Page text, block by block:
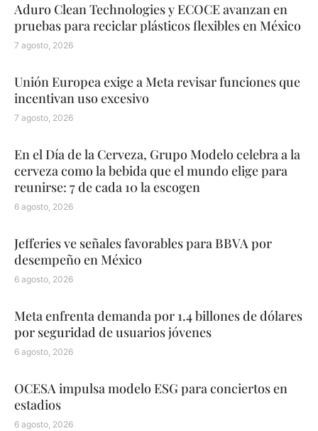
Aduro Clean Technologies y ECOCE avanzan en
pruebas para reciclar plásticos flexibles en México
7 agosto, 2026
Unión Europea exige a Meta revisar funciones que
incentivan uso excesivo
7 agosto, 2026
En el Día de la Cerveza, Grupo Modelo celebra a la
cerveza como la bebida que el mundo elige para
reunirse: 7 de cada 10 la escogen
6 agosto, 2026
Jefferies ve señales favorables para BBVA por
desempeño en México
6 agosto, 2026
Meta enfrenta demanda por 1.4 billones de dólares
por seguridad de usuarios jóvenes
6 agosto, 2026
OCESA impulsa modelo ESG para conciertos en
estadios
6 agosto, 2026